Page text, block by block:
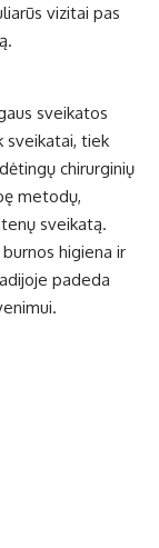
vizitai pas
sveikatos
sveikatai, tiek
chirurginių
metodų,
sveikatą.
higiena ir
padeda